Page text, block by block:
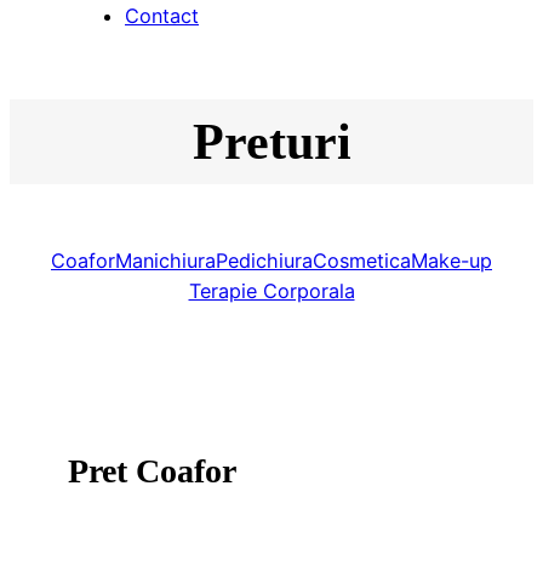
Contact
Preturi
CoaforManichiuraPedichiuraCosmeticaMake-up
Terapie Corporala
Pret Coafor